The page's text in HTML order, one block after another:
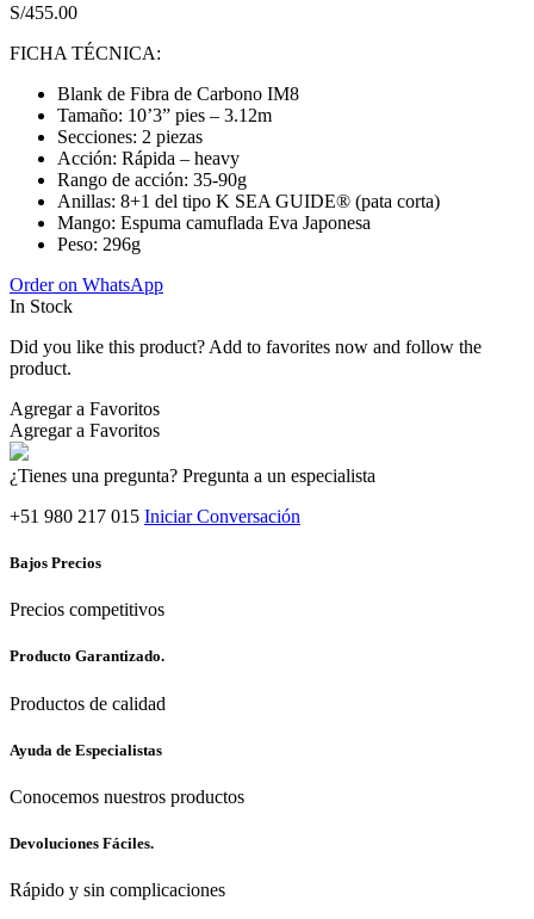
S/455.00
FICHA TÉCNICA:
Blank de Fibra de Carbono IM8
Tamaño: 10’3” pies – 3.12m
Secciones: 2 piezas
Acción: Rápida – heavy
Rango de acción: 35-90g
Anillas: 8+1 del tipo K SEA GUIDE® (pata corta)
Mango: Espuma camuflada Eva Japonesa
Peso: 296g
Order on WhatsApp
In Stock
Did you like this product? Add to favorites now and follow the
product.
Agregar a Favoritos
Agregar a Favoritos
¿Tienes una pregunta? Pregunta a un especialista
+51 980 217 015 Iniciar Conversación
Bajos Precios
Precios competitivos
Producto Garantizado.
Productos de calidad
Ayuda de Especialistas
Conocemos nuestros productos
Devoluciones Fáciles.
Rápido y sin complicaciones